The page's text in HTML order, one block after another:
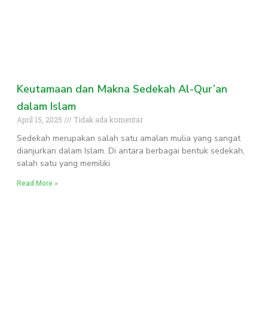
Keutamaan dan Makna Sedekah Al-Qur’an
dalam Islam
April 15, 2025 Tidak ada komentar
Sedekah merupakan salah satu amalan mulia yang sangat
dianjurkan dalam Islam. Di antara berbagai bentuk sedekah,
salah satu yang memiliki
Read More »